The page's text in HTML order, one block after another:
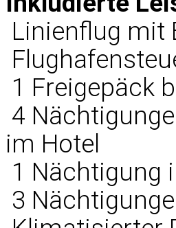
 Linienflug

 1
 4
im Hotel
 1
 3